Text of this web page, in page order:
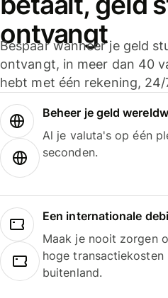
ontvangt
Bespaar wanneer je geld
ontvangt, in meer dan 40
hebt met één rekening, 24/
Beheer je geld
Al je valuta's op één
seconden.
Een internationale
Maak je nooit zorgen
hoge
buitenland.